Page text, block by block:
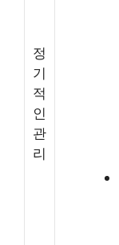
정
기
적
인
관
리